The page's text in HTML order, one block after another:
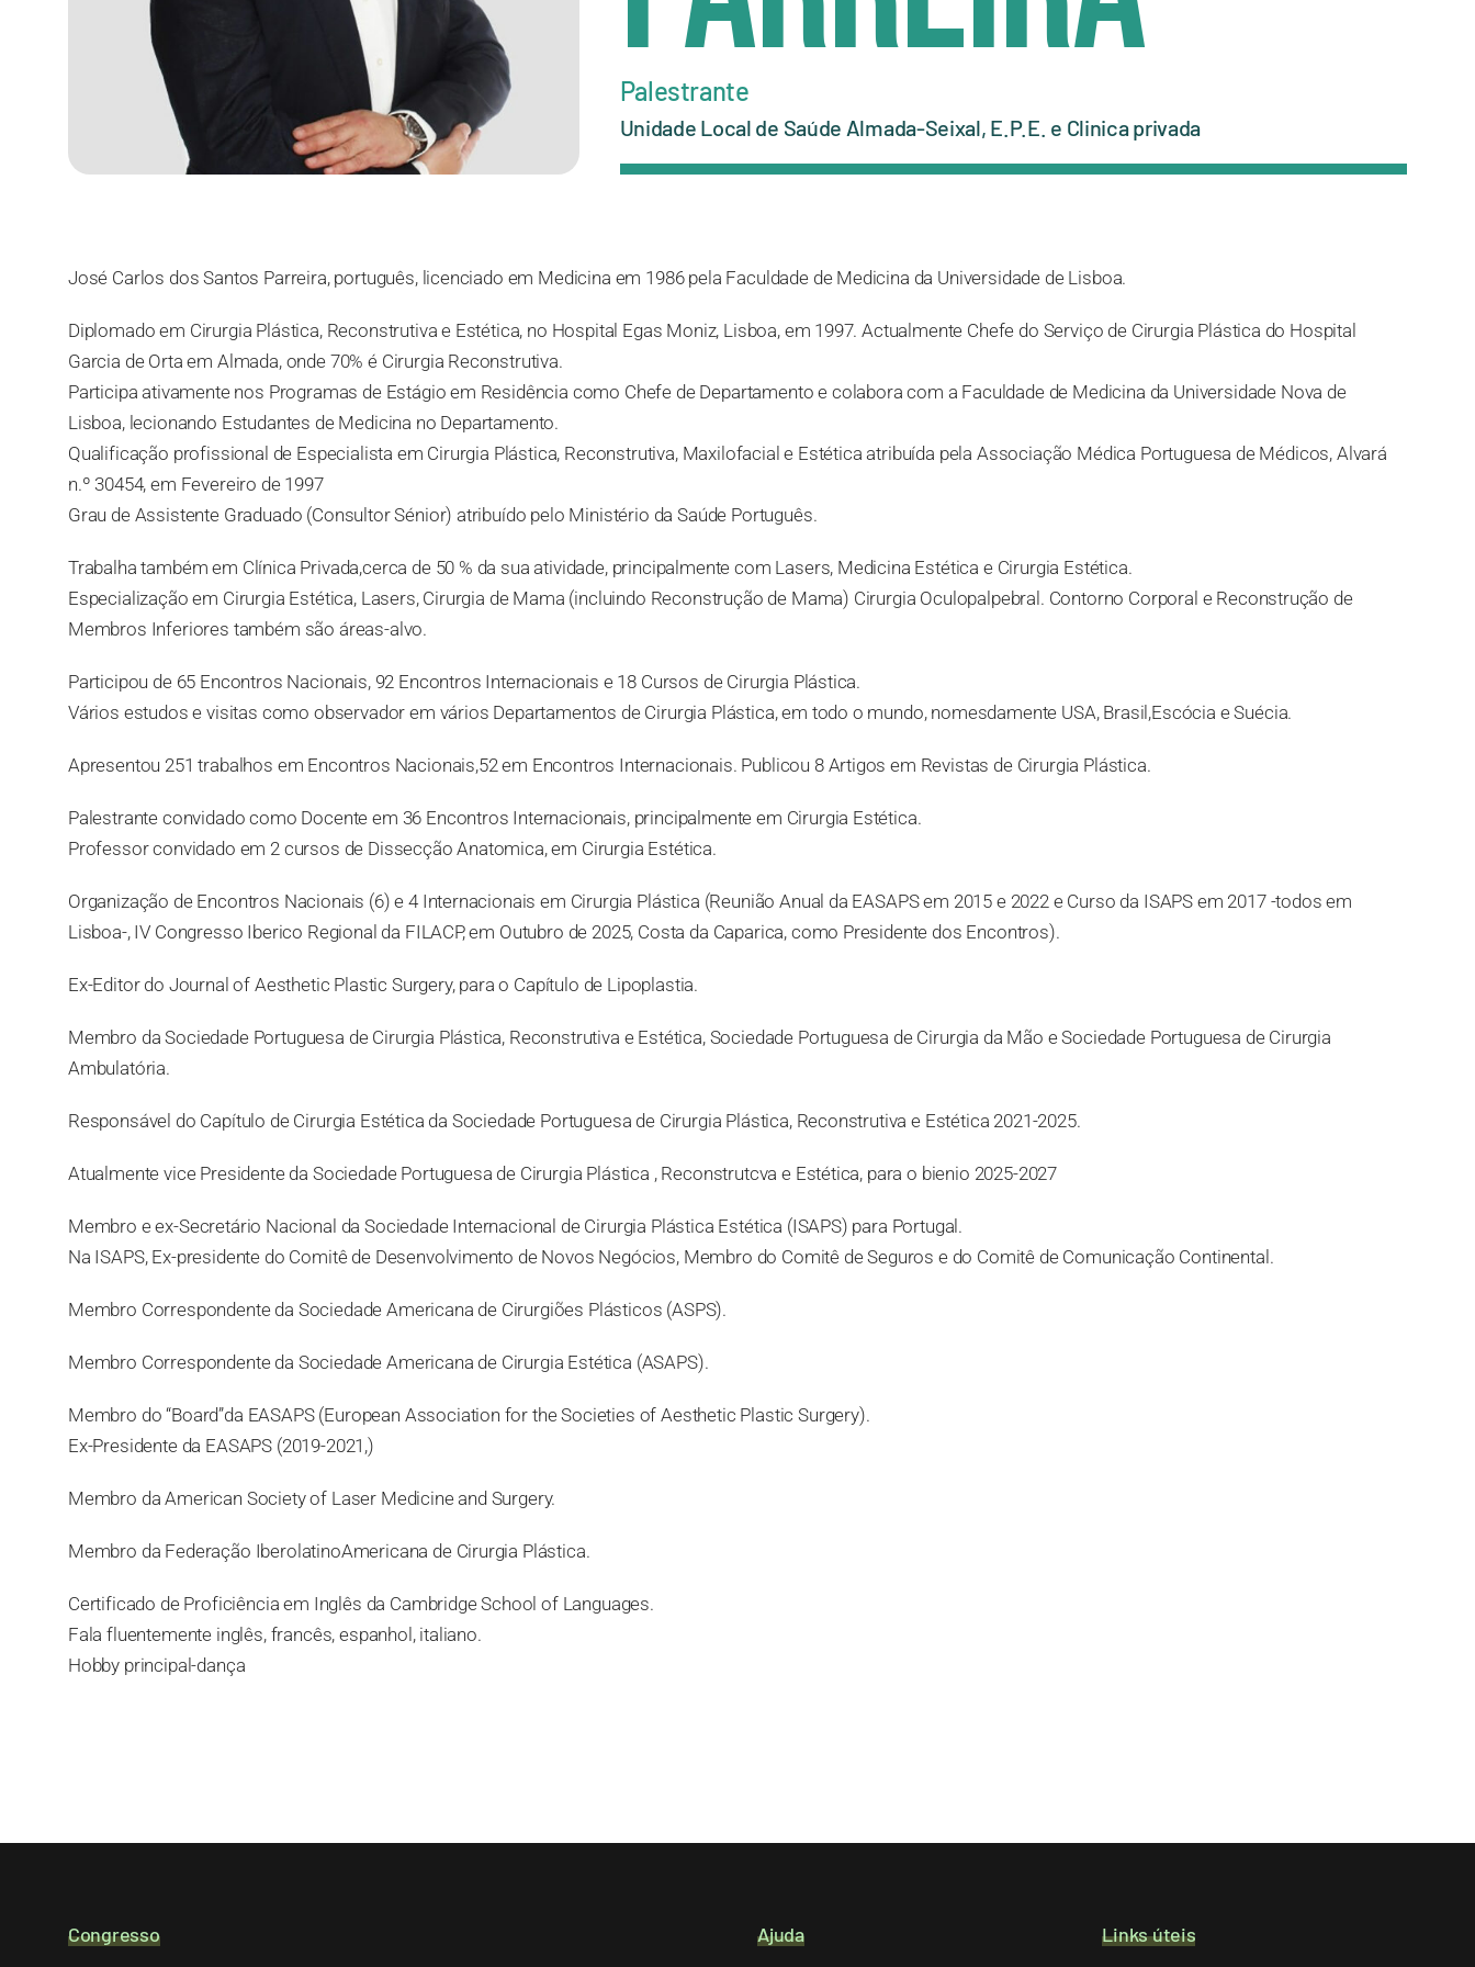
Palestrante
Unidade Local de Saúde Almada-Seixal, E.P.E. e Clinica privada
José Carlos dos Santos Parreira, português, licenciado em Medicina em 1986 pela Faculdade de Medicina da Universidade de Lisboa.
Diplomado em Cirurgia Plástica, Reconstrutiva e Estética, no Hospital Egas Moniz, Lisboa, em 1997. Actualmente Chefe do Serviço de Cirurgia Plástica do Hospital
Garcia de Orta em Almada, onde 70% é Cirurgia Reconstrutiva.
Participa ativamente nos Programas de Estágio em Residência como Chefe de Departamento e colabora com a Faculdade de Medicina da Universidade Nova de
Lisboa, lecionando Estudantes de Medicina no Departamento.
Qualificação profissional de Especialista em Cirurgia Plástica, Reconstrutiva, Maxilofacial e Estética atribuída pela Associação Médica Portuguesa de Médicos, Alvará
n.º 30454, em Fevereiro de 1997
Grau de Assistente Graduado (Consultor Sénior) atribuído pelo Ministério da Saúde Português.
Trabalha também em Clínica Privada,cerca de 50 % da sua atividade, principalmente com Lasers, Medicina Estética e Cirurgia Estética.
Especialização em Cirurgia Estética, Lasers, Cirurgia de Mama (incluindo Reconstrução de Mama) Cirurgia Oculopalpebral. Contorno Corporal e Reconstrução de
Membros Inferiores também são áreas-alvo.
Participou de 65 Encontros Nacionais, 92 Encontros Internacionais e 18 Cursos de Cirurgia Plástica.
Vários estudos e visitas como observador em vários Departamentos de Cirurgia Plástica, em todo o mundo, nomesdamente USA, Brasil,Escócia e Suécia.
Apresentou 251 trabalhos em Encontros Nacionais,52 em Encontros Internacionais. Publicou 8 Artigos em Revistas de Cirurgia Plástica.
Palestrante convidado como Docente em 36 Encontros Internacionais, principalmente em Cirurgia Estética.
Professor convidado em 2 cursos de Dissecção Anatomica, em Cirurgia Estética.
Organização de Encontros Nacionais (6) e 4 Internacionais em Cirurgia Plástica (Reunião Anual da EASAPS em 2015 e 2022 e Curso da ISAPS em 2017 -todos em
Lisboa-, IV Congresso Iberico Regional da FILACP, em Outubro de 2025, Costa da Caparica, como Presidente dos Encontros).
Ex-Editor do Journal of Aesthetic Plastic Surgery, para o Capítulo de Lipoplastia.
Membro da Sociedade Portuguesa de Cirurgia Plástica, Reconstrutiva e Estética, Sociedade Portuguesa de Cirurgia da Mão e Sociedade Portuguesa de Cirurgia
Ambulatória.
Responsável do Capítulo de Cirurgia Estética da Sociedade Portuguesa de Cirurgia Plástica, Reconstrutiva e Estética 2021-2025.
Atualmente vice Presidente da Sociedade Portuguesa de Cirurgia Plástica , Reconstrutcva e Estética, para o bienio 2025-2027
Membro e ex-Secretário Nacional da Sociedade Internacional de Cirurgia Plástica Estética (ISAPS) para Portugal.
Na ISAPS, Ex-presidente do Comitê de Desenvolvimento de Novos Negócios, Membro do Comitê de Seguros e do Comitê de Comunicação Continental.
Membro Correspondente da Sociedade Americana de Cirurgiões Plásticos (ASPS).
Membro Correspondente da Sociedade Americana de Cirurgia Estética (ASAPS).
Membro do “Board”da EASAPS (European Association for the Societies of Aesthetic Plastic Surgery).
Ex-Presidente da EASAPS (2019-2021,)
Membro da American Society of Laser Medicine and Surgery.
Membro da Federação IberolatinoAmericana de Cirurgia Plástica.
Certificado de Proficiência em Inglês da Cambridge School of Languages.
Fala fluentemente inglês, francês, espanhol, italiano.
Hobby principal-dança
Congresso Ajuda Links úteis